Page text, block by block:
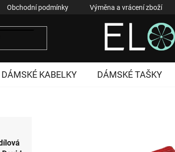
Obchodní podmínky Výměna a vrácení zboží
DÁMSKÉ KABELKY DÁMSKÉ TAŠKY